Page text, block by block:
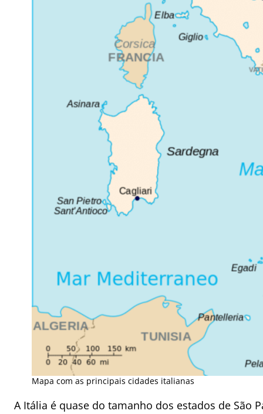
Mapa com as principais cidades italianas
A Itália é quase do tamanho dos estados de São